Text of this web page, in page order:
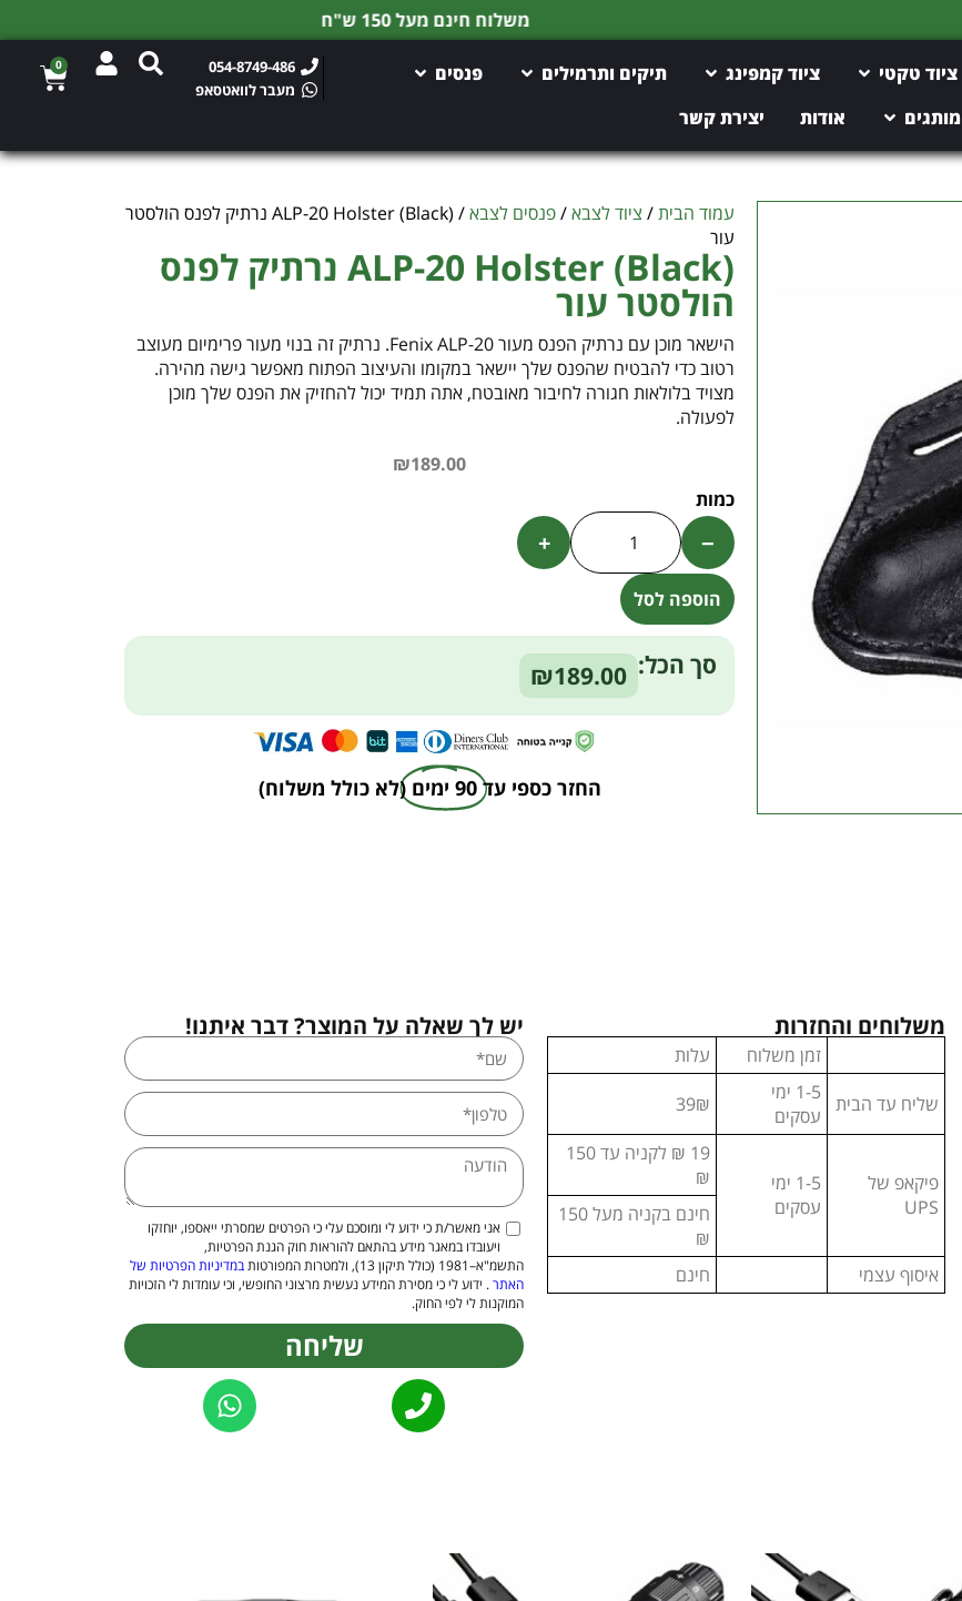
ציוד טקטי ציוד קמפינג תיקים ותרמילים
פנסים
מותגים
אודות יצירת קשר
054-8749-486
מעבר לוואטסאפ
0
עמוד הבית/ ציוד לצבא/פנסים לצבא
/ ALP-20 Holster (Black) נרתיק לפנס הולסטר
עור
ALP-20 Holster (Black) נרתיק לפנס
הולסטר עור
הישאר מוכן עם נרתיק הפנס מעור Fenix ALP-20. נרתיק זה בנוי מעור פרימיום מעוצב
רטוב כדי להבטיח שהפנס שלך יישאר במקומו והעיצוב הפתוח מאפשר גישה מהירה.
מצויד בלולאות חגורה לחיבור מאובטח, אתה תמיד יכול להחזיק את הפנס שלך מוכן
לפעולה.
₪189.00
−
+
הוספה לסל
Alternative:
סך הכל: ₪189.00
החזר כספי עד 90 ימים (לא כולל משלוח)
משלוחים והחזרות
זמן משלוח
עלות
שליח עד הבית
1-5 ימי
עסקים
39₪
פיקאפ של
UPS
1-5 ימי
עסקים
19 ₪ לקניה עד 150
₪
חינם בקניה מעל 150
₪
איסוף עצמי
חינם
יש לך שאלה על המוצר? דבר איתנו!
אני מאשר/ת כי ידוע לי ומוסכם עלי כי הפרטים שמסרתי ייאספו, יוחזקו
ויעובדו במאגר מידע בהתאם להוראות חוק הגנת הפרטיות,
התשמ"א–1981 (כולל תיקון 13), ולמטרות המפורטות
במדיניות הפרטיות של
האתר. ידוע לי כי מסירת המידע נעשית מרצוני החופשי, וכי עומדות לי הזכויות
המוקנות לי לפי החוק.
שליחה
Alternative: